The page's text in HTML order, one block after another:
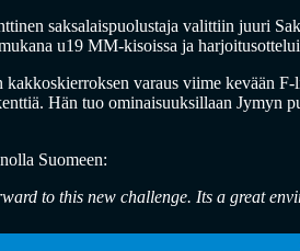
saksalaispuolustaja valittiin juuri
u19 MM-kisoissa ja
varaus viime kevään
Hän tuo ominaisuuksillaan Jymyn
Suomeen:
to this new challenge. Its a great